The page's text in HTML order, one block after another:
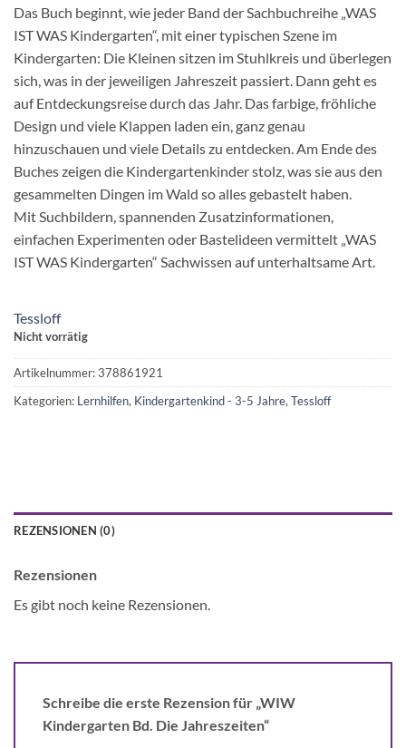
Das Buch beginnt, wie jeder Band der Sachbuchreihe „WAS
IST WAS Kindergarten“, mit einer typischen Szene im
Kindergarten: Die Kleinen sitzen im Stuhlkreis und überlegen
sich, was in der jeweiligen Jahreszeit passiert. Dann geht es
auf Entdeckungsreise durch das Jahr. Das farbige, fröhliche
Design und viele Klappen laden ein, ganz genau
hinzuschauen und viele Details zu entdecken. Am Ende des
Buches zeigen die Kindergartenkinder stolz, was sie aus den
gesammelten Dingen im Wald so alles gebastelt haben.
Mit Suchbildern, spannenden Zusatzinformationen,
einfachen Experimenten oder Bastelideen vermittelt „WAS
IST WAS Kindergarten“ Sachwissen auf unterhaltsame Art.
Tessloff
Nicht vorrätig
Artikelnummer:378861921
Kategorien: Lernhilfen, Kindergartenkind - 3-5 Jahre, Tessloff
REZENSIONEN (0)
Rezensionen
Es gibt noch keine Rezensionen.
Schreibe die erste Rezension für „WIW
Kindergarten Bd. Die Jahreszeiten“